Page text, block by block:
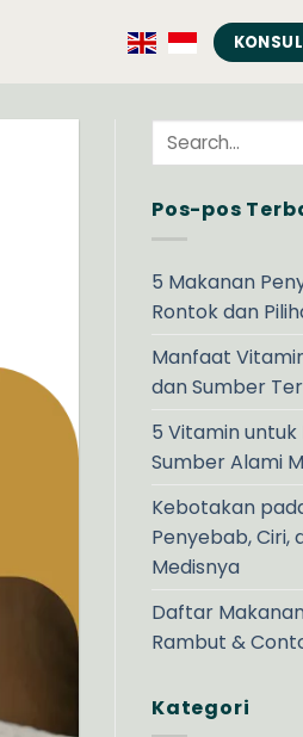
Pos-pos
5 Makanan
Rontok dan
Manfaat
dan Sumber
5 Vitamin
Sumber Alami
Kebotakan
Penyebab, Ciri,
Medisnya
Daftar
Rambut &
Kategori